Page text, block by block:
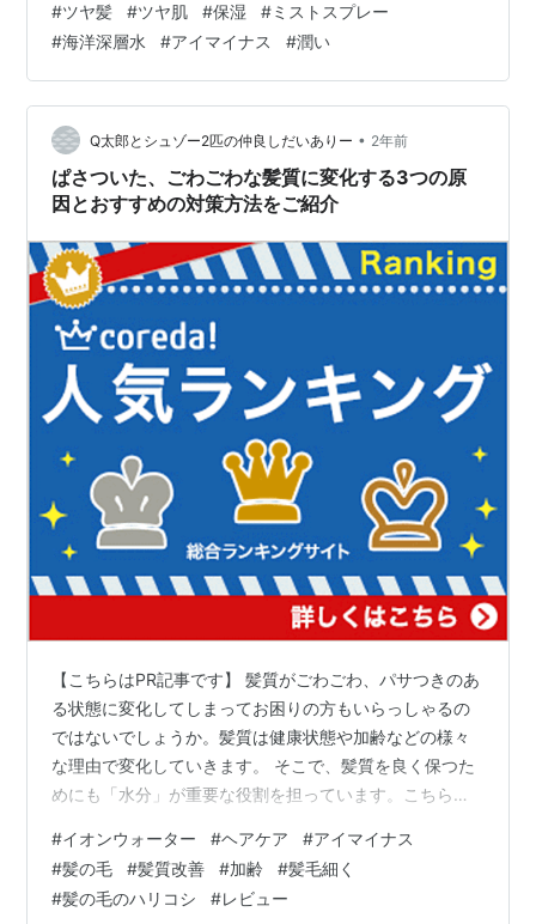
残しなのか、新たに傷んだのか・・・。 私、もともとの
髪質が天パで細いから傷みやすいんです。それでも、こ
んなに傷んだのは縮毛矯正かけてた時以来ではないか
と。２人の子どもの出産を経て抜け毛が増えた気がしま
すし、気付けばアラフォー・・・髪に変化が出てくる年
齢になってました。お肌も目元の小ジワ…
#ツヤ髪 #ツヤ肌 #保湿 #ミストスプレー
#海洋深層水 #アイマイナス #潤い
Q太郎とシュゾー2匹の仲良しだいありー • 2年前
ぱさついた、ごわごわな髪質に変化する3つの原
因とおすすめの対策方法をご紹介
【こちらはPR記事です】 髪質がごわごわ、パサつきのあ
る状態に変化してしまってお困りの方もいらっしゃるの
ではないでしょうか。髪質は健康状態や加齢などの様々
な理由で変化していきます。 そこで、髪質を良く保つた
めにも「水分」が重要な役割を担っています。こちらの
策方法についてご紹介していきます。 こんにちはっキ
ュ！ Q太郎とシュゾーだ。 うう〜…最近毛がぱさぱさし
てきて悩んでるっキュ… 原因に心当たりはないのか？ う
#イオンウォーター #ヘアケア #アイマイナス
#髪の毛 #髪質改善 #加齢 #髪毛細く
#髪の毛のハリコシ #レビュー